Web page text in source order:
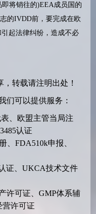
将销往的)EEA成员国的
的IVDD前，要完成在欧
起法律纠纷，造成不必
，转载请注明出处！
们可以提供服务：
、欧盟主管当局注
认证
、FDA510k申报、
证、UKCA技术文件
许可证、GMP体系辅
营许可证